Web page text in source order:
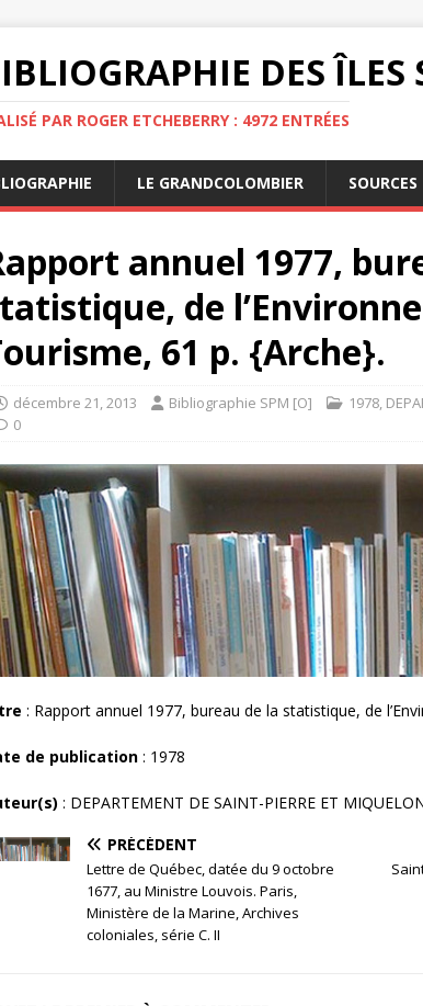
DES
PAR ROGER ETCHEBERRY : 4972 ENTRÉES
LE GRANDCOLOMBIER SOURCES
annuel 1977,
de
61 p. {Arche}.
décembre 21, 2013 Bibliographie SPM [O] 1978,
0
: Rapport annuel 1977, bureau de la statistique, de
de publication : 1978
: DEPARTEMENT DE SAINT-PIERRE ET
PRÉCÉDENT
Lettre de Québec, datée du 9 octobre
1677, au Ministre Louvois. Paris,
Ministère de la Marine, Archives
coloniales, série C. II